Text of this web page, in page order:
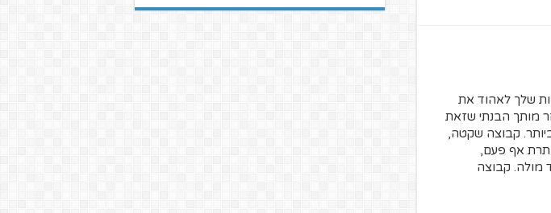
שלך לאהוד את
מותך הבנתי שזאת
קבוצה שקטה,
אף פעם,
מולה. קבוצה